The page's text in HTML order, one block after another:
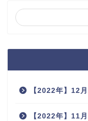
【2022年】12
【2022年】11